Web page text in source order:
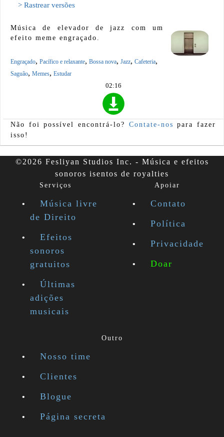
> Rastrear versões
Música de elevador de jazz com um
efeito meme engraçado.
Engraçado, Pacífico e relaxante, Bossa nova, Jazz, Cafeteria,
Saguão, Memes, Estudar
02:16
Não foi possível encontrá-lo? Contate-nos para fazer
isso!
©2026 Fesliyan Studios Inc. - Música e efeitos
sonoros isentos de royalties
Serviços
Música livre
de Direito
Efeitos
sonoros
gratuitos
Últimas
adições
musicais
Apoiar
Contato
Política
Privacidade
Doar
Outro
Nosso time
Clientes
Blogue
Página secreta